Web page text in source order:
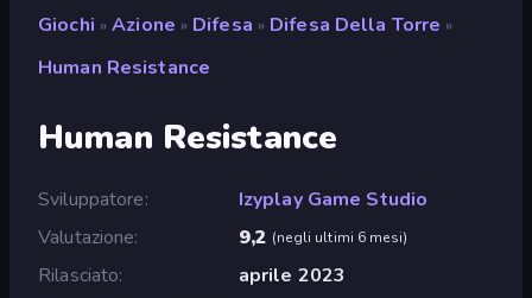
Giochi » Azione » Difesa » Difesa Della Torre »
Human Resistance
Human Resistance
Sviluppatore
Izyplay Game Studio
Valutazione
9,2 (negli ultimi 6 mesi)
Rilasciato
aprile 2023